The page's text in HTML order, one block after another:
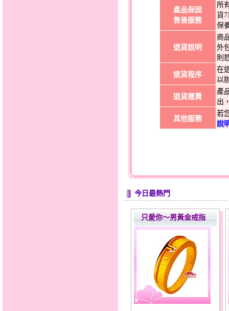
產品保固
售後服務
所
貨
保
退貨說明
商
外
則
退貨程序
在
以
退貨運費
產
出
其他服務
若
說
今日最熱門
只愛你～男黃金戒指